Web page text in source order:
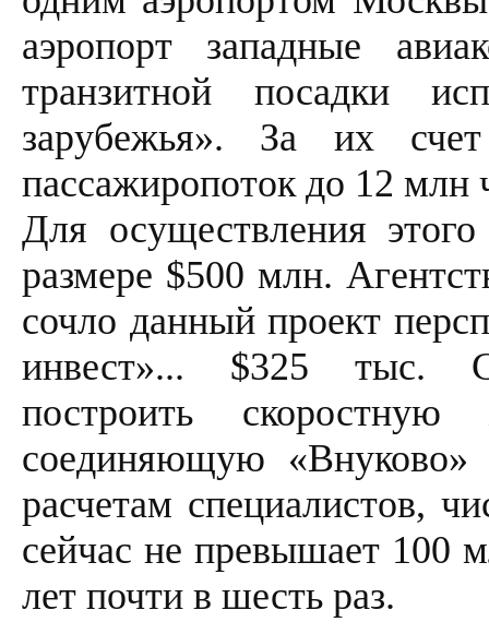
аэропорт западные
транзитной посадки
зарубежья». За их
пассажиропоток до 12 млн
Для осуществления
размере $500 млн.
сочло данный проект
инвест»... $325 тыс.
построить скоростную
соединяющую
расчетам специалистов,
сейчас не превышает 100
лет почти в шесть раз.